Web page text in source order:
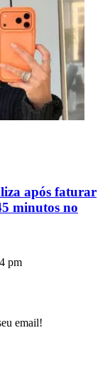
após faturar
minutos no
pm
email!